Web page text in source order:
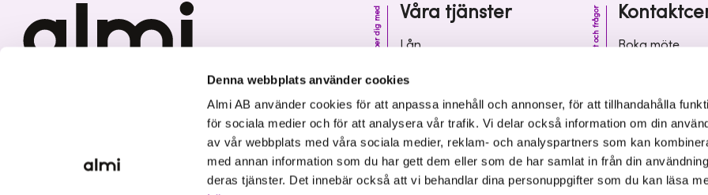
Denna webbplats använder cookies
Almi AB använder cookies för att anpassa innehåll och annonser, för att tillhandahålla
för sociala medier och för att analysera vår trafik. Vi delar också information om din
av vår webbplats med våra sociala medier, reklam- och analyspartners som kan
med annan information som du har gett dem eller som de har samlat in från din
deras tjänster. Det innebär också att vi behandlar dina personuppgifter som du kan läsa
Våra tjänster
Vi hjälper dig med
Lån
Affärsutveckling
Kunskap och inspiration
Kontakt och frågor
Boka möte
Vanliga frågor